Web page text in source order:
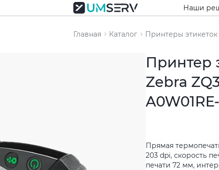
Наши
Главная Каталог Принтеры этикеток
Принтер
Zebra
Прямая
203 dpi, скорость
печати 72 мм,